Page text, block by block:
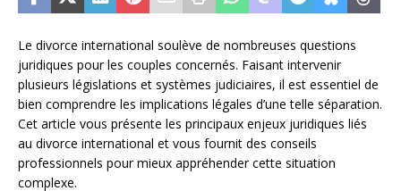
Le divorce international soulève de nombreuses questions
juridiques pour les couples concernés. Faisant intervenir
plusieurs législations et systèmes judiciaires, il est essentiel de
bien comprendre les implications légales d’une telle séparation.
Cet article vous présente les principaux enjeux juridiques liés
au divorce international et vous fournit des conseils
professionnels pour mieux appréhender cette situation
complexe.